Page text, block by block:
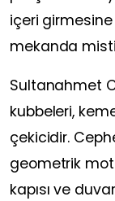
içeri
mekanda
Sultanahmet
kubbeleri,
çekicidir.
geometrik
kapısı ve